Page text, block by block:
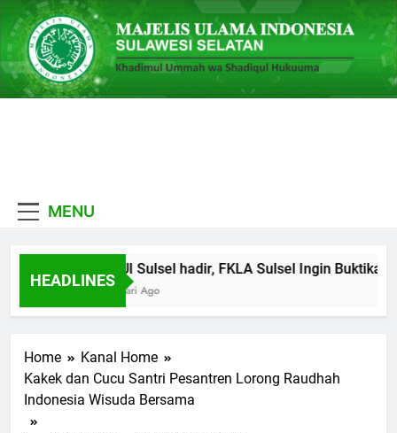
Skip
to
content
MENU
HEADLINES
MUI Sulsel hadir, FKLA Sulsel Ingin Buktikan
7 Hari Ago
Home
Kanal Home
Kakek dan Cucu Santri Pesantren Lorong Raudhah
Indonesia Wisuda Bersama